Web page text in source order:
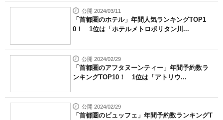
公開 2024/03/11
「首都圏のホテル」年間人気ランキングTOP1
0！ 1位は「ホテルメトロポリタン川...
公開 2024/02/29
「首都圏のアフタヌーンティー」年間予約数ラ
ンキングTOP10！ 1位は「アトリウ...
公開 2024/02/29
「首都圏のビュッフェ」年間予約数ランキングT